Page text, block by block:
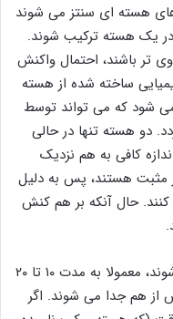
هسته ‌ای سنتز می ‌شوند
در یک هسته ترکیب شوند.
تر باشند، احتمال واکنش
ساخته شده از هسته
شود که می تواند توسط
دو هسته تنها در حالی
کافی به هم نزدیک
مثبت هستند، پس به دلیل
کنند. حال آنکه بر هم کنش
زمانیکه دو هسته به یکدیگر نزدیک می شوند، معمولا به مدت ۱۰ تا ۲۰
از هم جدا می شوند. اگر